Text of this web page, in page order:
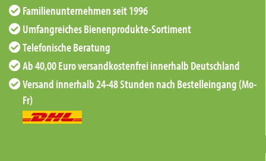
Familienunternehmen seit 1996
Umfangreiches Bienenprodukte-Sortiment
Telefonische Beratung
Ab 40,00 Euro versandkostenfrei innerhalb Deutschland
Versand innerhalb 24-48 Stunden nach Bestelleingang (Mo-
Fr)